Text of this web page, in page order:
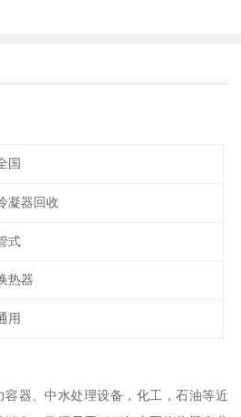
国
凝器回收
式
热器
用
器、中水处理设备，化工，石油等近